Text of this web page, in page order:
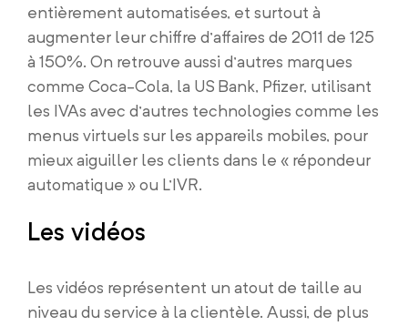
entièrement automatisées, et surtout à
augmenter leur chiffre d’affaires de 2011 de 125
à 150%. On retrouve aussi d’autres marques
comme Coca-Cola, la US Bank, Pfizer, utilisant
les IVAs avec d’autres technologies comme les
menus virtuels sur les appareils mobiles, pour
mieux aiguiller les clients dans le « répondeur
automatique » ou L’IVR.
Les vidéos
Les vidéos représentent un atout de taille au
niveau du service à la clientèle. Aussi, de plus